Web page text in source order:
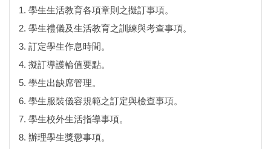
1. 學生生活教育各項章則之擬訂事項。
2. 學生禮儀及生活教育之訓練與考查事項。
3. 訂定學生作息時間。
4. 擬訂導護輪值要點。
5. 學生出缺席管理。
6. 學生服裝儀容規範之訂定與檢查事項。
7. 學生校外生活指導事項。
8. 辦理學生獎懲事項。